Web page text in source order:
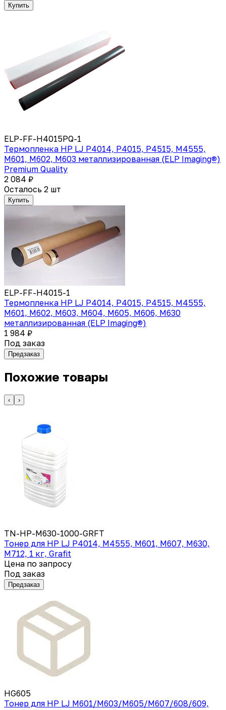
Купить
ELP-FF-H4015PQ-1
Термопленка HP LJ P4014, P4015, P4515, M4555,
M601, M602, M603 металлизированная (ELP Imaging®)
Premium Quality
2 084 ₽
Осталось 2 шт
Купить
ELP-FF-H4015-1
Термопленка HP LJ P4014, P4015, P4515, M4555,
M601, M602, M603, M604, M605, M606, M630
металлизированная (ELP Imaging®)
1 984 ₽
Под заказ
Предзаказ
Похожие товары
‹ ›
TN-HP-M630-1000-GRFT
Тонер для HP LJ P4014, M4555, M601, M607, M630,
M712, 1 кг, Grafit
Цена по запросу
Под заказ
Предзаказ
HG605
Тонер для HP LJ M601/M603/M605/M607/608/609,